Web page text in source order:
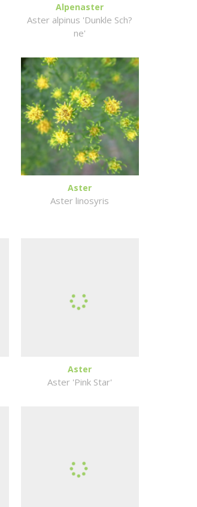
Alpenaster
Aster alpinus 'Dunkle Sch?
ne'
Aster
Aster linosyris
Aster
Aster 'Pink Star'